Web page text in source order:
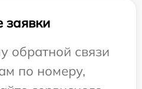
обратной связи
по номеру,